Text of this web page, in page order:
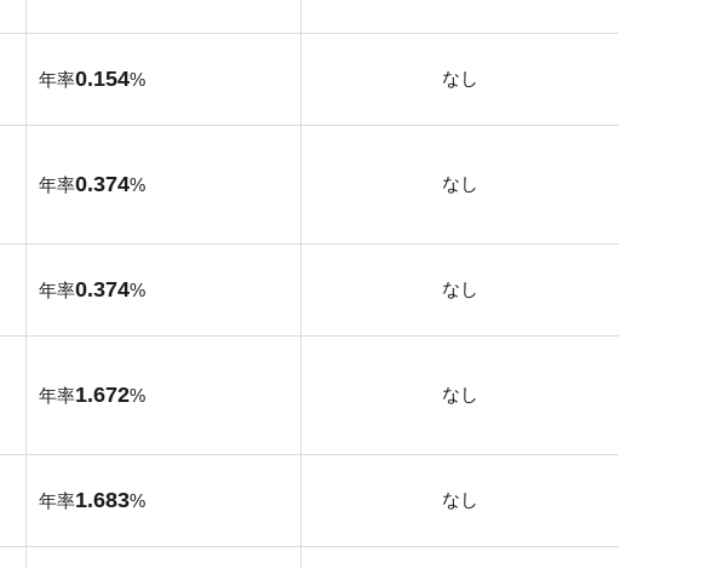
年率0.154% なし
年率0.374% なし
年率0.374% なし
年率1.672% なし
年率1.683% なし